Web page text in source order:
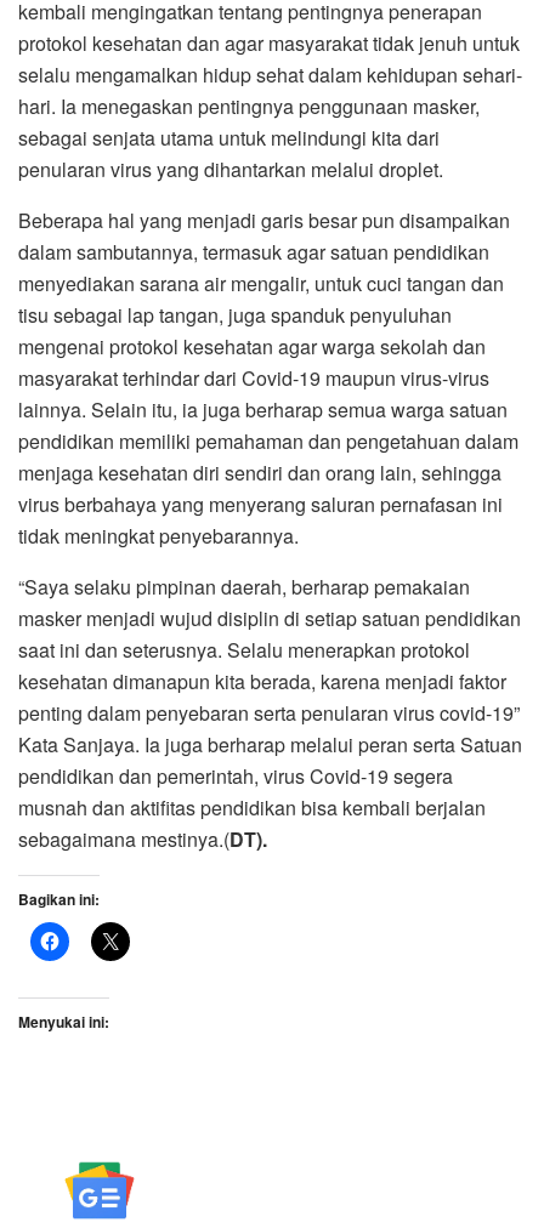
kembali mengingatkan tentang pentingnya penerapan
protokol kesehatan dan agar masyarakat tidak jenuh untuk
selalu mengamalkan hidup sehat dalam kehidupan sehari-
hari. Ia menegaskan pentingnya penggunaan masker,
sebagai senjata utama untuk melindungi kita dari
penularan virus yang dihantarkan melalui droplet.
Beberapa hal yang menjadi garis besar pun disampaikan
dalam sambutannya, termasuk agar satuan pendidikan
menyediakan sarana air mengalir, untuk cuci tangan dan
tisu sebagai lap tangan, juga spanduk penyuluhan
mengenai protokol kesehatan agar warga sekolah dan
masyarakat terhindar dari Covid-19 maupun virus-virus
lainnya. Selain itu, ia juga berharap semua warga satuan
pendidikan memiliki pemahaman dan pengetahuan dalam
menjaga kesehatan diri sendiri dan orang lain, sehingga
virus berbahaya yang menyerang saluran pernafasan ini
tidak meningkat penyebarannya.
“Saya selaku pimpinan daerah, berharap pemakaian
masker menjadi wujud disiplin di setiap satuan pendidikan
saat ini dan seterusnya. Selalu menerapkan protokol
kesehatan dimanapun kita berada, karena menjadi faktor
penting dalam penyebaran serta penularan virus covid-19”
Kata Sanjaya. Ia juga berharap melalui peran serta Satuan
pendidikan dan pemerintah, virus Covid-19 segera
musnah dan aktifitas pendidikan bisa kembali berjalan
sebagaimana mestinya.(DT).
Bagikan ini:
Menyukai ini: